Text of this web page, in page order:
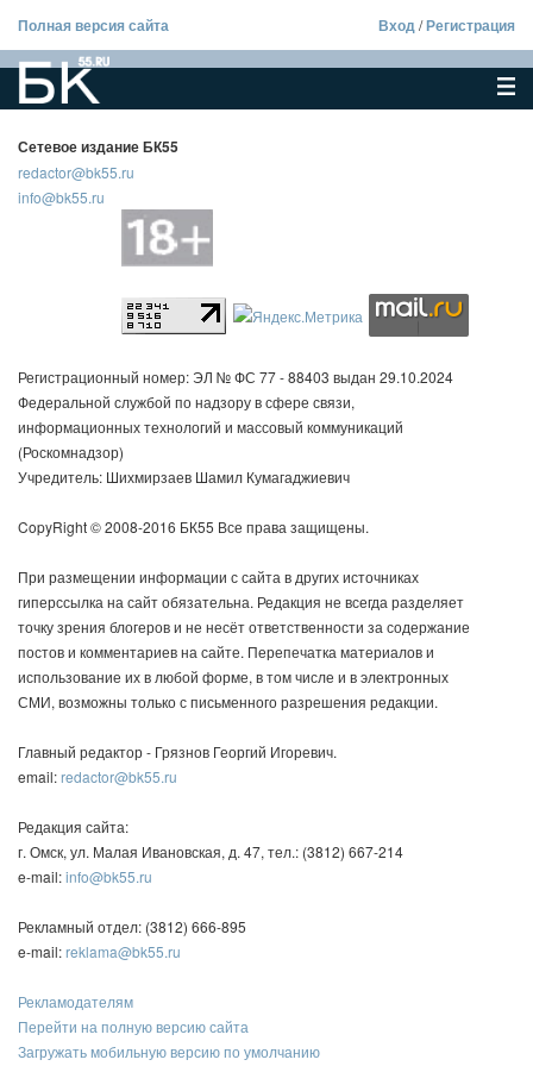
Полная версия сайта Вход/Регистрация
Сетевое издание БК55
redactor@bk55.ru
info@bk55.ru
Регистрационный номер: ЭЛ № ФС 77 - 88403 выдан 29.10.2024
Федеральной службой по надзору в сфере связи,
информационных технологий и массовый коммуникаций
(Роскомнадзор)
Учредитель: Шихмирзаев Шамил Кумагаджиевич
CopyRight © 2008-2016 БК55 Все права защищены.
При размещении информации с сайта в других источниках
гиперссылка на сайт обязательна. Редакция не всегда разделяет
точку зрения блогеров и не несёт ответственности за содержание
постов и комментариев на сайте. Перепечатка материалов и
использование их в любой форме, в том числе и в электронных
СМИ, возможны только с письменного разрешения редакции.
Главный редактор - Грязнов Георгий Игоревич.
email:redactor@bk55.ru
Редакция сайта:
г. Омск, ул. Малая Ивановская, д. 47, тел.: (3812) 667-214
e-mail:info@bk55.ru
Рекламный отдел: (3812) 666-895
e-mail:reklama@bk55.ru
Рекламодателям
Перейти на полную версию сайта
Загружать мобильную версию по умолчанию